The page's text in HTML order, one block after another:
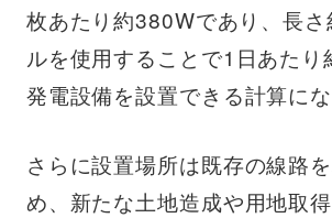
枚あたり約380Wであり、長さ
ルを使用することで1日あた
発電設備を設置できる計算にな
さらに設置場所は既存の線路
め、新たな土地造成や用地取